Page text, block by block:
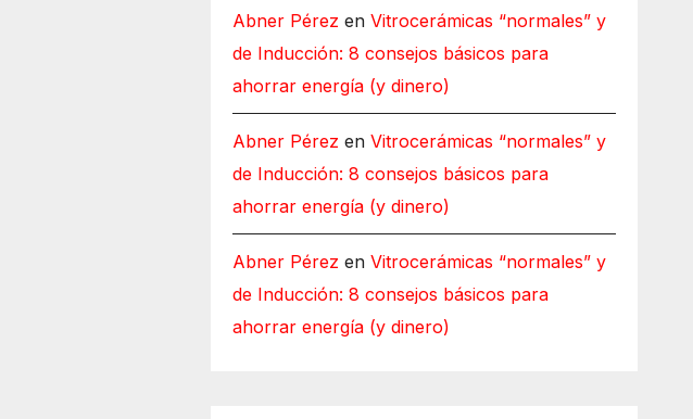
Abner Pérez enVitrocerámicas “normales” y
de Inducción: 8 consejos básicos para
ahorrar energía (y dinero)
Abner Pérez enVitrocerámicas “normales” y
de Inducción: 8 consejos básicos para
ahorrar energía (y dinero)
Abner Pérez enVitrocerámicas “normales” y
de Inducción: 8 consejos básicos para
ahorrar energía (y dinero)